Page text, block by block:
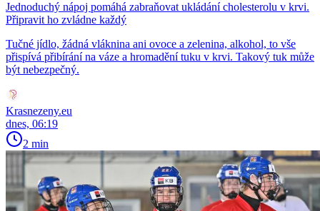
Jednoduchý nápoj pomáhá zabraňovat ukládání cholesterolu v krvi.
Připravit ho zvládne každý
Tučné jídlo, žádná vláknina ani ovoce a zelenina, alkohol, to vše
přispívá přibírání na váze a hromadění tuku v krvi. Takový tuk může
být nebezpečný.
Krasnezeny.eu
dnes, 06:19
2 min